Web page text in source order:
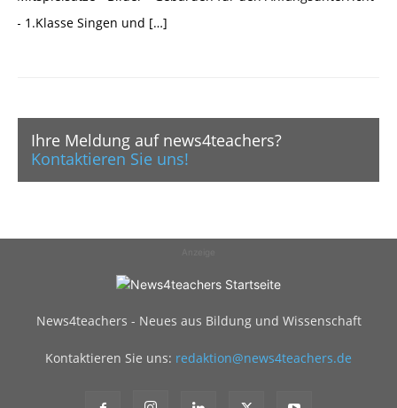
- 1.Klasse Singen und […]
Ihre Meldung auf news4teachers?
Kontaktieren Sie uns!
News4teachers - Neues aus Bildung und Wissenschaft
Kontaktieren Sie uns: redaktion@news4teachers.de